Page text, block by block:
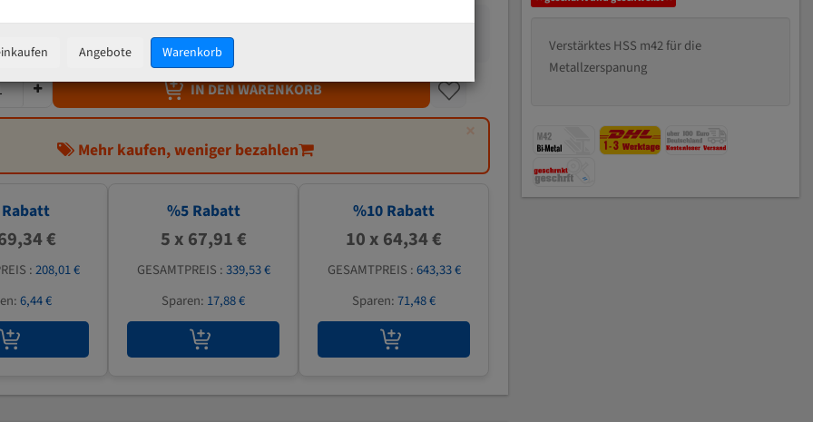
71,48 €
zzgl.Versandkosten
IN DEN WARENKORB
×
Mehr kaufen, weniger bezahlen
€
:208,01 €
6,44 €
%5Rabatt
5 x 67,91 €
GESAMTPREIS :339,53 €
Sparen: 17,88 €
%10 Rabatt
10 x 64,34 €
GESAMTPREIS :643,33 €
Sparen:71,48 €
Verstärktes HSS m42 für die
Metallzerspanung
Angebote Warenkorb